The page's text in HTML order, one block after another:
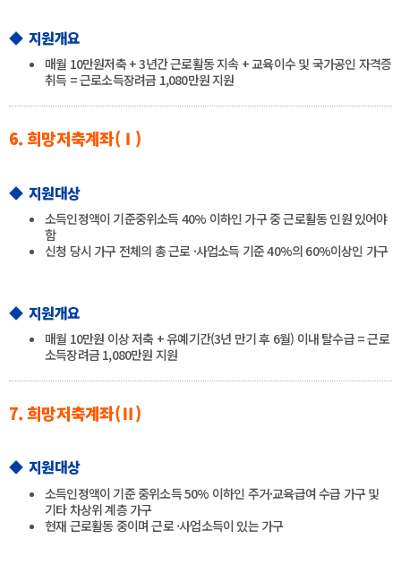
◆ 지원개요
매월 10만원저축 + 3년간 근로활동 지속 + 교육이수 및 국가공인 자격증
취득 = 근로소득장려금 1,080만원 지원
6. 희망저축계좌(Ⅰ)
◆ 지원대상
소득인정액이 기준중위소득 40% 이하인 가구 중 근로활동 인원 있어야
함
신청 당시 가구 전체의 총 근로 ·사업소득 기준 40%의 60%이상인 가구
◆ 지원개요
매월 10만원 이상 저축 + 유예기간(3년 만기 후 6월) 이내 탈수급 = 근로
소득장려금 1,080만원 지원
7. 희망저축계좌(Ⅱ)
◆ 지원대상
소득인정액이 기준 중위소득 50% 이하인 주거·교육급여 수급 가구 및
기타 차상위 계층 가구
현재 근로활동 중이며 근로 ·사업소득이 있는 가구